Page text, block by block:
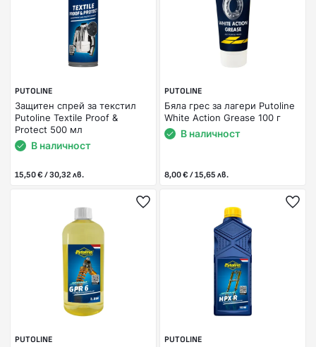
PUTOLINE
Защитен спрей за текстил
Putoline Textile Proof &
Protect 500 мл
В наличност
15,50 € / 30,32 лв.
PUTOLINE
Бяла грес за лагери Putoline
White Action Grease 100 г
В наличност
8,00 € / 15,65 лв.
PUTOLINE PUTOLINE